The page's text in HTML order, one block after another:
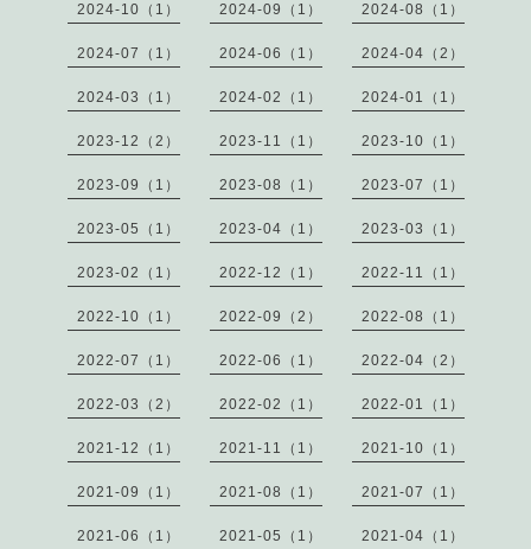
2024-10（1） 2024-09（1） 2024-08（1）
2024-07（1） 2024-06（1） 2024-04（2）
2024-03（1） 2024-02（1） 2024-01（1）
2023-12（2） 2023-11（1） 2023-10（1）
2023-09（1） 2023-08（1） 2023-07（1）
2023-05（1） 2023-04（1） 2023-03（1）
2023-02（1） 2022-12（1） 2022-11（1）
2022-10（1） 2022-09（2） 2022-08（1）
2022-07（1） 2022-06（1） 2022-04（2）
2022-03（2） 2022-02（1） 2022-01（1）
2021-12（1） 2021-11（1） 2021-10（1）
2021-09（1） 2021-08（1） 2021-07（1）
2021-06（1） 2021-05（1） 2021-04（1）